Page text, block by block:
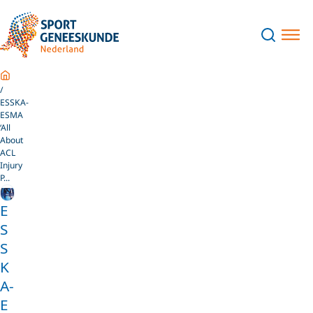
Home
ESSKA-
ESMA
‘All
About
ACL
Injury
P...
E
S
S
K
A-
E